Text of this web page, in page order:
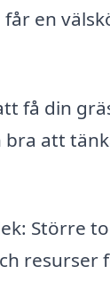
en
få din
att
Större
resurser